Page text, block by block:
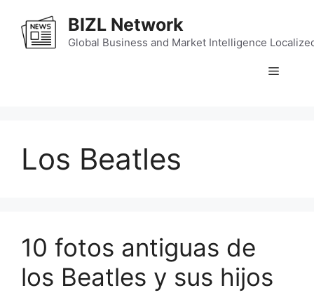
content
BIZL Network
Global Business and Market Intelligence
Menu
Los Beatles
10 fotos antiguas de
los Beatles y sus hijos